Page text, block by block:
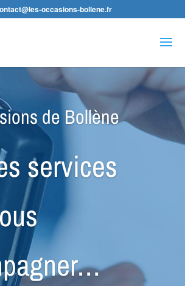
occasions-bollene.fr
de Bollène
services